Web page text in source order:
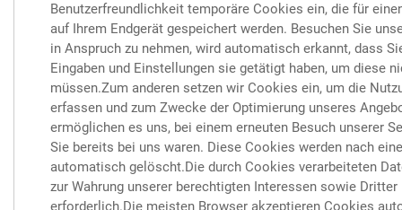
Benutzerfreundlichkeit temporäre Cookies ein, die für
auf Ihrem Endgerät gespeichert werden. Besuchen Sie
in Anspruch zu nehmen, wird automatisch erkannt, dass
Eingaben und Einstellungen sie getätigt haben, um diese
müssen.Zum anderen setzen wir Cookies ein, um die
erfassen und zum Zwecke der Optimierung unseres
ermöglichen es uns, bei einem erneuten Besuch unserer
Sie bereits bei uns waren. Diese Cookies werden nach
automatisch gelöscht.Die durch Cookies verarbeiteten
zur Wahrung unserer berechtigten Interessen sowie Dritter
erforderlich.Die meisten Browser akzeptieren Cookies